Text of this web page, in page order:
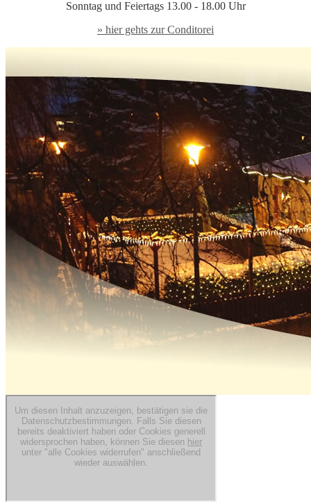
Sonntag und Feiertags 13.00 - 18.00 Uhr
» hier gehts zur Conditorei